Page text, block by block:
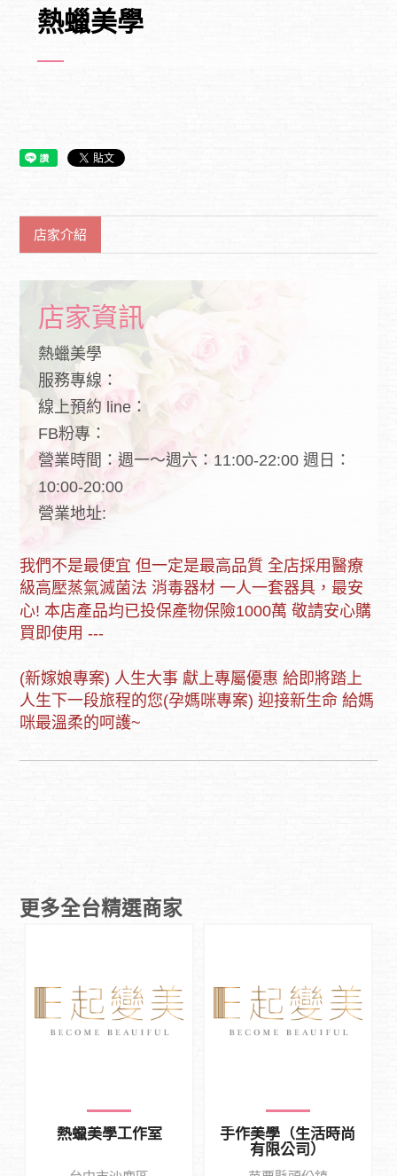
熱蠟美學
店家介紹
店家資訊
熱蠟美學
服務專線：
線上預約 line：
FB粉專：
營業時間：週一～週六：11:00-22:00 週日：
10:00-20:00
營業地址:
我們不是最便宜 但一定是最高品質 全店採用醫療
級高壓蒸氣滅菌法 消毒器材 一人一套器具，最安
心! 本店產品均已投保產物保險1000萬 敬請安心購
買即使用 ---
(新嫁娘專案) 人生大事 獻上專屬優惠 給即將踏上
人生下一段旅程的您(孕媽咪專案) 迎接新生命 給媽
咪最溫柔的呵護~
更多全台精選商家
熱蠟美學工作室
手作美學（生活時尚
有限公司）